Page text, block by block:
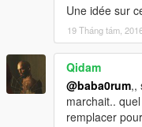
Une idée sur
19 Tháng tám,
Qidam
@baba0rum,,
marchait..
remplacer